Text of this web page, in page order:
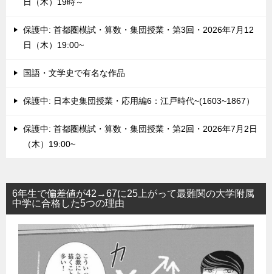
保護中: 首都圏模試・算数・集団授業・第3回・2026年7月12
日（木）19:00~
国語・文学史で有名な作品
保護中: 日本史集団授業・応用編6：江戸時代~(1603~1867）
保護中: 首都圏模試・算数・集団授業・第2回・2026年7月2日
（木）19:00~
6年生で偏差値が42→67に25上がって最難関の大学附属
中学に合格した5つの理由